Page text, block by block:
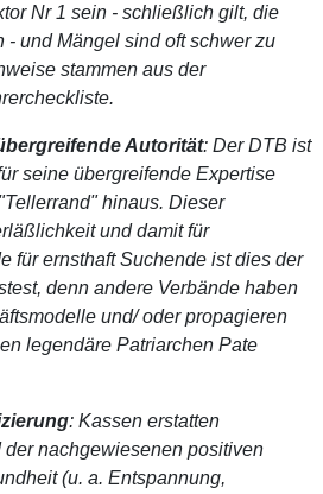
Nr 1 sein - schließlich gilt, die
- und Mängel sind oft schwer zu
stammen aus der
Autorität: Der DTB ist
seine übergreifende Expertise
hinaus. Dieser
und damit für
für ernsthaft Suchende ist dies der
denn andere Verbände haben
und/ oder propagieren
legendäre Patriarchen Pate
: Kassen erstatten
nachgewiesenen positiven
(u. a. Entspannung,